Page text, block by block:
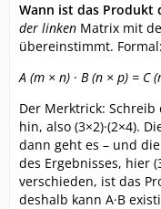
Wann ist das Produkt
der linken Matrix mit
übereinstimmt. Formal:
A (m × n) · B (n × p) = C
Der Merktrick:
hin, also (3×2)·(2×4).
dann geht es – und die
des Ergebnisses, hier
verschieden, ist das
deshalb kann A·B